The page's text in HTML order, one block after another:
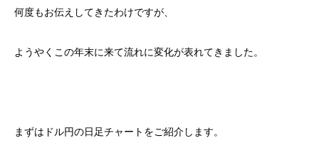
何度もお伝えしてきたわけですが、
ようやくこの年末に来て流れに変化が表れてきました。
まずはドル円の日足チャートをご紹介します。